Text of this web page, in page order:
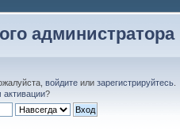
администратора
войдите или зарегистрируйтесь
?